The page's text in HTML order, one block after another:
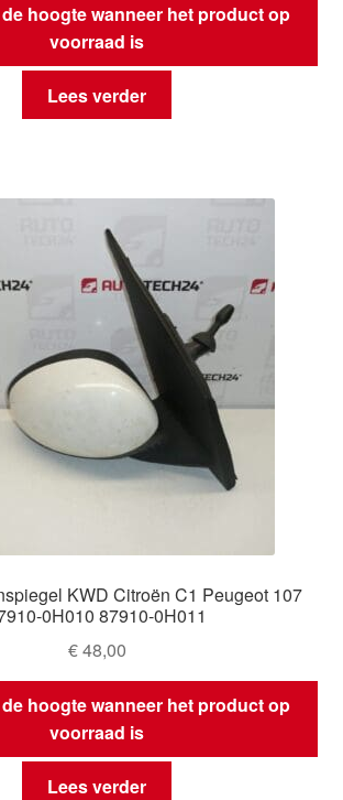
hoogte wanneer het product op
voorraad is
Lees verder
KWD Citroën C1 Peugeot 107
0H010 87910-0H011
€48,00
hoogte wanneer het product op
voorraad is
Lees verder